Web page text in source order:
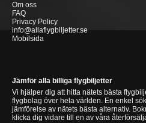
Om oss
FAQ
Privacy Policy
info@allaflygbiljetter.se
Mobilsida
Jämför alla billiga flygbiljetter
Vi hjälper dig att hitta nätets bästa
flygbolag över hela världen. En enkel
jämförelse av nätets bästa alternativ.
klicka dig vidare till en av våra